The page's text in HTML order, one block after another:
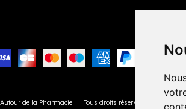
de la Pharmacie Tous droits réservés Votre